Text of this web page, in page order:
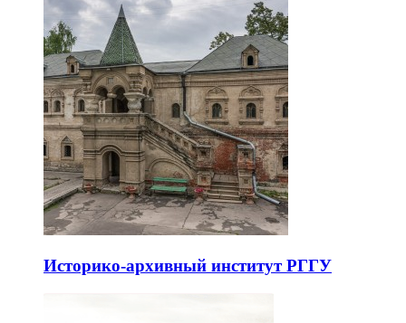
Историко-архивный институт РГГУ